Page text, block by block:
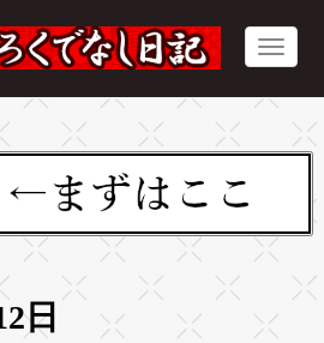
日